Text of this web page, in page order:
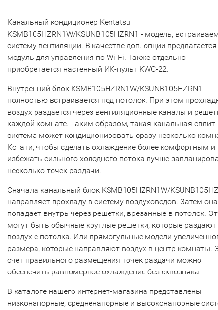
Канальный кондиционер Kentatsu
KSMB105HZRN1W/KSUNB105HZRN1 - модель,
систему вентиляции. В качестве доп. опции предлагается
модуль для управления по Wi-Fi. Также отдельно
приобретается настенный ИК-пульт KWC-22.
Внутренний блок KSMB105HZRN1W/KSUNB105HZRN1
полностью встраивается под потолок. При этом
воздух раздается через вентиляционные каналы и
каждой комнате. Таким образом, такая канальная сплит-
система может кондиционировать сразу несколько
Кстати, чтобы сделать охлаждение более комфортным и
избежать сильного холодного потока лучше
несколько точек раздачи.
Сначала канальный блок KSMB105HZRN1W/
направляет прохладу в систему воздуховодов. Затем она
попадает внутрь через решетки, врезанные в потолок.
могут быть обычные круглые решетки, которые раздают
воздух с потолка. Или прямогульные модели
размера, которые направляют воздух в центр комнаты.
счет правильного размещения точек раздачи можно
обеспечить равномерное охлаждение без сквозняка.
В каталоге нашего интернет-магазина представлены
низконапорные, средненапорные и высоконапорные